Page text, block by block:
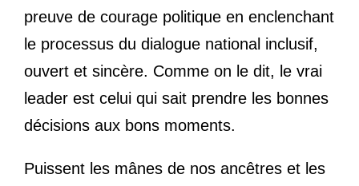
preuve de courage politique en enclenchant
le processus du dialogue national inclusif,
ouvert et sincère. Comme on le dit, le vrai
leader est celui qui sait prendre les bonnes
décisions aux bons moments.
Puissent les mânes de nos ancêtres et les